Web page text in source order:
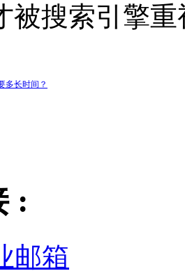
被搜索引擎重
多长时间？
:
邮箱